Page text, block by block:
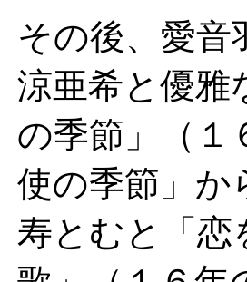
その後、愛音
涼亜希と優雅
の季節」（１
使の季節」か
寿とむと「恋